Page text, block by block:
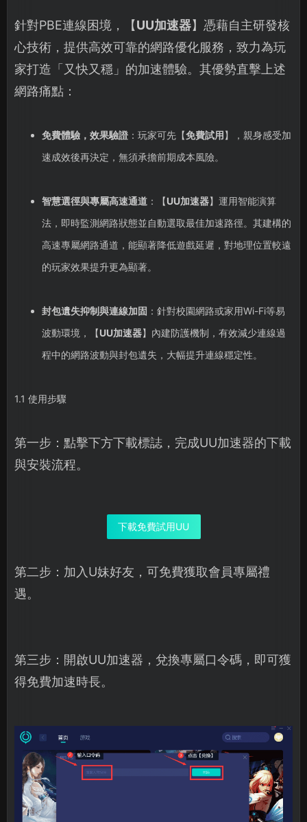
針對PBE連線困境，【UU加速器】憑藉自主研發核
心技術，提供高效可靠的網路優化服務，致力為玩
家打造「又快又穩」的加速體驗。其優勢直擊上述
網路痛點：
免費體驗，效果驗證：玩家可先【免費試用】，親身感受加
速成效後再決定，無須承擔前期成本風險。
智慧選徑與專屬高速通道：【UU加速器】運用智能演算
法，即時監測網路狀態並自動選取最佳加速路徑。其建構的
高速專屬網路通道，能顯著降低遊戲延遲，對地理位置較遠
的玩家效果提升更為顯著。
封包遺失抑制與連線加固 ：針對校園網路或家用Wi-Fi等易
波動環境，【UU加速器】內建防護機制，有效減少連線過
程中的網路波動與封包遺失，大幅提升連線穩定性。
1.1 使用步驟
第一步：點擊下方下載標誌，完成UU加速器的下載
與安裝流程。
下載免費試用UU
第二步：加入U妹好友，可免費獲取會員專屬禮
遇。
第三步：開啟UU加速器，兌換專屬口令碼，即可獲
得免費加速時長。